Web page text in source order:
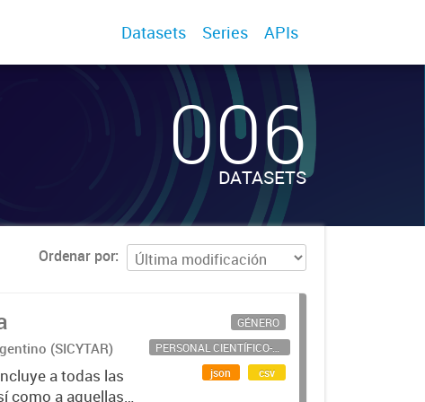
Datasets Series APIs
006
DATASETS
Ordenar por
(SICYTAR)
a todas las
como a aquellas
GÉNERO
PERSONAL CIENTÍFICO-TECNOLÓGICO
json
csv